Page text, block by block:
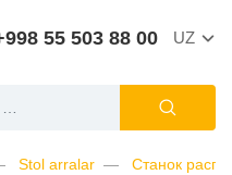
55 503 88 00 UZ
Stol arralar Станок